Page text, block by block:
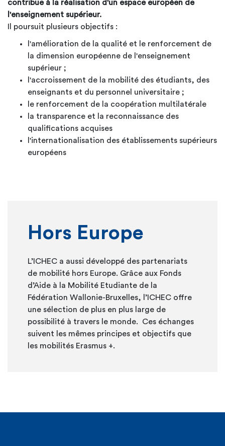
contribue à la réalisation d'un espace européen de
l'enseignement supérieur.
Il poursuit plusieurs objectifs :
l'amélioration de la qualité et le renforcement de
la dimension européenne de l'enseignement
supérieur ;
l'accroissement de la mobilité des étudiants, des
enseignants et du personnel universitaire ;
le renforcement de la coopération multilatérale
la transparence et la reconnaissance des
qualifications acquises
l'internationalisation des établissements supérieurs
européens
Hors Europe
L’ICHEC a aussi développé des partenariats
de mobilité hors Europe. Grâce aux Fonds
d’Aide à la Mobilité Etudiante de la
Fédération Wallonie-Bruxelles, l’ICHEC offre
une sélection de plus en plus large de
possibilité à travers le monde. Ces échanges
suivent les mêmes principes et objectifs que
les mobilités Erasmus +.